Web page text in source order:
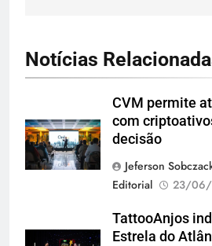
Notícias
CVM permite
com
decisão
Jeferson
Editorial
23/
TattooAnjos
Estrela do